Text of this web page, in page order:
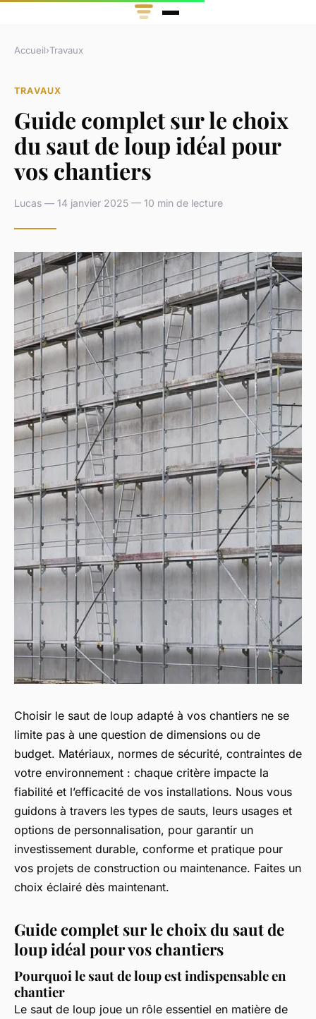
Accueil›Travaux
TRAVAUX
Guide complet sur le choix
du saut de loup idéal pour
vos chantiers
Lucas — 14 janvier 2025 — 10 min de lecture
Choisir le saut de loup adapté à vos chantiers ne se
limite pas à une question de dimensions ou de
budget. Matériaux, normes de sécurité, contraintes de
votre environnement : chaque critère impacte la
fiabilité et l’efficacité de vos installations. Nous vous
guidons à travers les types de sauts, leurs usages et
options de personnalisation, pour garantir un
investissement durable, conforme et pratique pour
vos projets de construction ou maintenance. Faites un
choix éclairé dès maintenant.
Guide complet sur le choix du saut de
loup idéal pour vos chantiers
Pourquoi le saut de loup est indispensable en
chantier
Le saut de loup joue un rôle essentiel en matière de